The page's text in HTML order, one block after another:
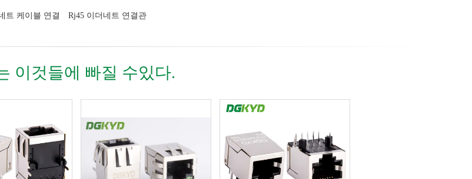
트 케이블 연결 Rj45 이더네트 연결관
이것들에 빠질 수있다.